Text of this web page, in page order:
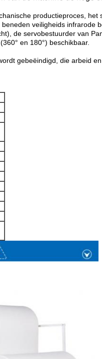
productieproces, het
veiligheids infrarode
de servobestuurder van
en 180°) beschikbaar.
gebeëindigd, die arbeid